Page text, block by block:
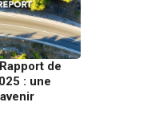
de
: une